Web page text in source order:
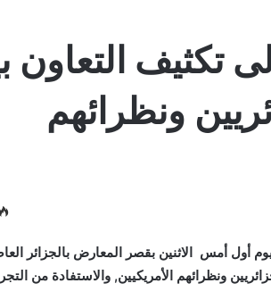
تكثيف التعاون
ونظرائهم
أول أمس الاثنين بقصر المعارض بالجزائر
ونظرائهم الأمريكيين, والاستفادة من